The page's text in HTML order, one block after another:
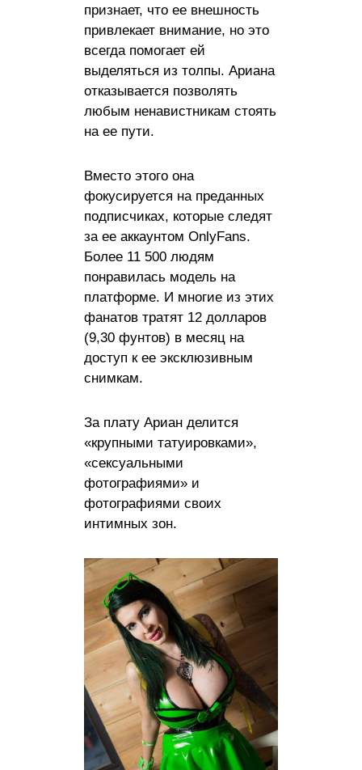
признает, что ее внешность
привлекает внимание, но это
всегда помогает ей
выделяться из толпы. Ариана
отказывается позволять
любым ненавистникам стоять
на ее пути.
Вместо этого она
фокусируется на преданных
подписчиках, которые следят
за ее аккаунтом OnlyFans.
Более 11 500 людям
понравилась модель на
платформе. И многие из этих
фанатов тратят 12 долларов
(9,30 фунтов) в месяц на
доступ к ее эксклюзивным
снимкам.
За плату Ариан делится
«крупными татуировками»,
«сексуальными
фотографиями» и
фотографиями своих
интимных зон.